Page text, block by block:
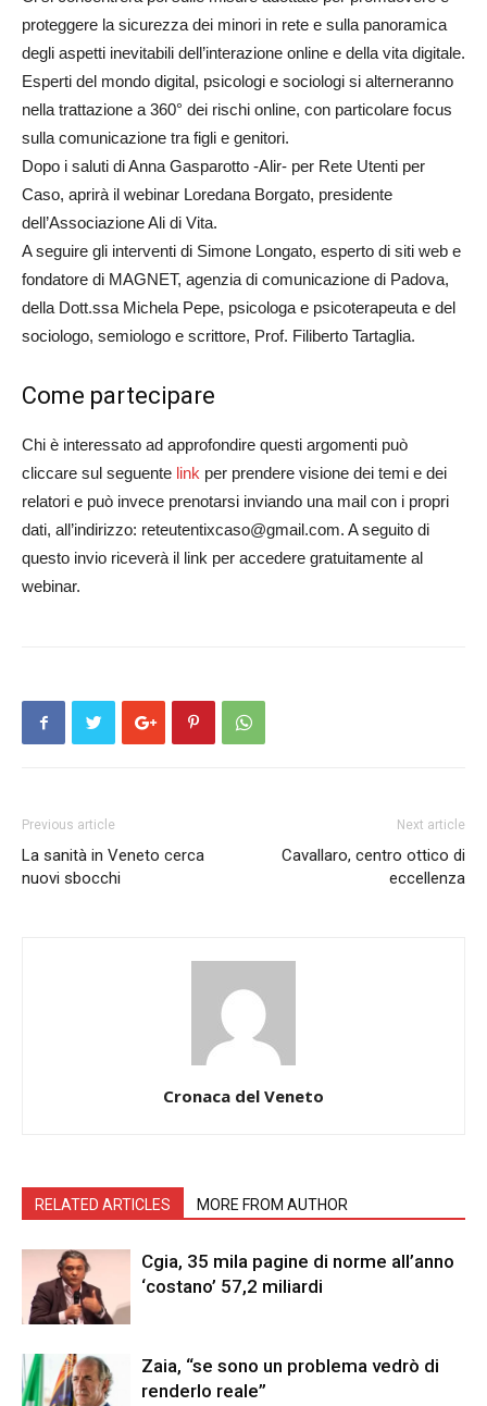
proteggere la sicurezza dei minori in rete e sulla panoramica
degli aspetti inevitabili dell’interazione online e della vita digitale.
Esperti del mondo digital, psicologi e sociologi si alterneranno
nella trattazione a 360° dei rischi online, con particolare focus
sulla comunicazione tra figli e genitori.
Dopo i saluti di Anna Gasparotto -Alir- per Rete Utenti per
Caso, aprirà il webinar Loredana Borgato, presidente
dell’Associazione Ali di Vita.
A seguire gli interventi di Simone Longato, esperto di siti web e
fondatore di MAGNET, agenzia di comunicazione di Padova,
della Dott.ssa Michela Pepe, psicologa e psicoterapeuta e del
sociologo, semiologo e scrittore, Prof. Filiberto Tartaglia.
Come partecipare
Chi è interessato ad approfondire questi argomenti può
cliccare sul seguente link per prendere visione dei temi e dei
relatori e può invece prenotarsi inviando una mail con i propri
dati, all’indirizzo: reteutentixcaso@gmail.com. A seguito di
questo invio riceverà il link per accedere gratuitamente al
webinar.
Previous article
La sanità in Veneto cerca
nuovi sbocchi
Next article
Cavallaro, centro ottico di
eccellenza
Cronaca del Veneto
RELATED ARTICLES MORE FROM AUTHOR
Cgia, 35 mila pagine di norme all’anno
‘costano’ 57,2 miliardi
Zaia, “se sono un problema vedrò di
renderlo reale”